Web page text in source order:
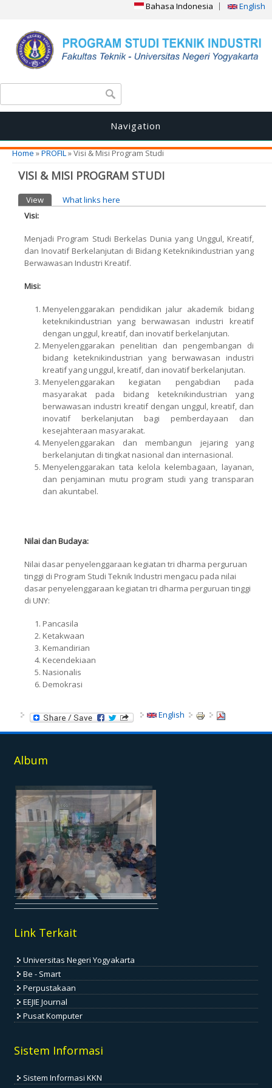
Bahasa Indonesia English
Search form
Navigation
You are here
Home»PROFIL» Visi & Misi Program Studi
VISI & MISI PROGRAM STUDI
Primary tabs
View (active tab)
What links here
Visi:
Menjadi Program Studi Berkelas Dunia yang Unggul, Kreatif,
dan Inovatif Berkelanjutan di Bidang Keteknikindustrian yang
Berwawasan Industri Kreatif.
Misi:
Menyelenggarakan pendidikan jalur akademik bidang
keteknikindustrian yang berwawasan industri kreatif
dengan unggul, kreatif, dan inovatif berkelanjutan.
Menyelenggarakan penelitian dan pengembangan di
bidang keteknikindustrian yang berwawasan industri
kreatif yang unggul, kreatif, dan inovatif berkelanjutan.
Menyelenggarakan kegiatan pengabdian pada
masyarakat pada bidang keteknikindustrian yang
berwawasan industri kreatif dengan unggul, kreatif, dan
inovatif berkelanjutan bagi pemberdayaan dan
kesejahteraan masyarakat.
Menyelenggarakan dan membangun jejaring yang
berkelanjutan di tingkat nasional dan internasional.
Menyelenggarakan tata kelola kelembagaan, layanan,
dan penjaminan mutu program studi yang transparan
dan akuntabel.
Nilai dan Budaya:
Nilai dasar penyelenggaraan kegiatan tri dharma perguruan
tinggi di Program Studi Teknik Industri mengacu pada nilai
dasar penyelenggaraan kegiatan tri dharma perguruan tinggi
di UNY:
Pancasila
Ketakwaan
Kemandirian
Kecendekiaan
Nasionalis
Demokrasi
English
Album
Link Terkait
Universitas Negeri Yogyakarta
Be - Smart
Perpustakaan
EEJIE Journal
Pusat Komputer
Sistem Informasi
Sistem Informasi KKN